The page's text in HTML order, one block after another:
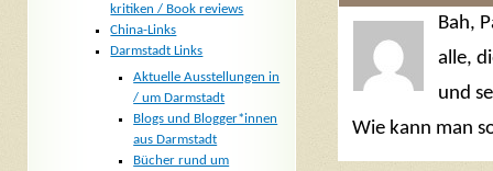
Bah,
alle,
und
Wie kann man
kritiken / Book reviews
China-Links
Darmstadt Links
Aktuelle Ausstellungen in
/ um Darmstadt
Blogs und Blogger*innen
aus Darmstadt
Bücher rund um